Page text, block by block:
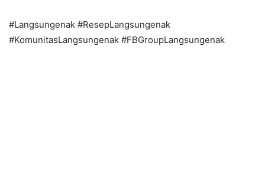
#Langsungenak #ResepLangsungenak
#KomunitasLangsungenak #FBGroupLangsungenak